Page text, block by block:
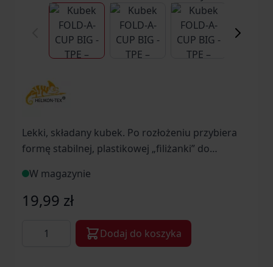
View larger imageView larger imageView larger
Lekki, składany kubek. Po rozłożeniu przybiera
formę stabilnej, plastikowej „filiżanki” do
topi się). Złożony zajmuje bardzo małą ilość
miejsca.
W magazynie
19,99 zł
Dodaj do koszyka